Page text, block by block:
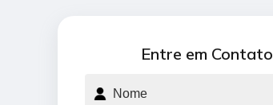
Entre em Contato